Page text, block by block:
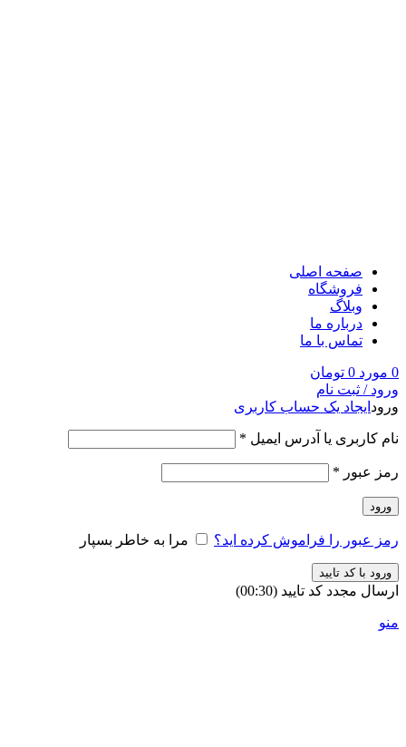
صفحه اصلی
فروشگاه
وبلاگ
درباره ما
تماس با ما
0 مورد 0 تومان
ورود / ثبت نام
ورود ایجاد یک حساب کاربری
نام کاربری یا آدرس ایمیل *
رمز عبور *
ورود
رمز عبور را فراموش کرده اید؟ مرا به خاطر بسپار
ورود با کد تایید
ارسال مجدد کد تایید (00:
30
)
منو